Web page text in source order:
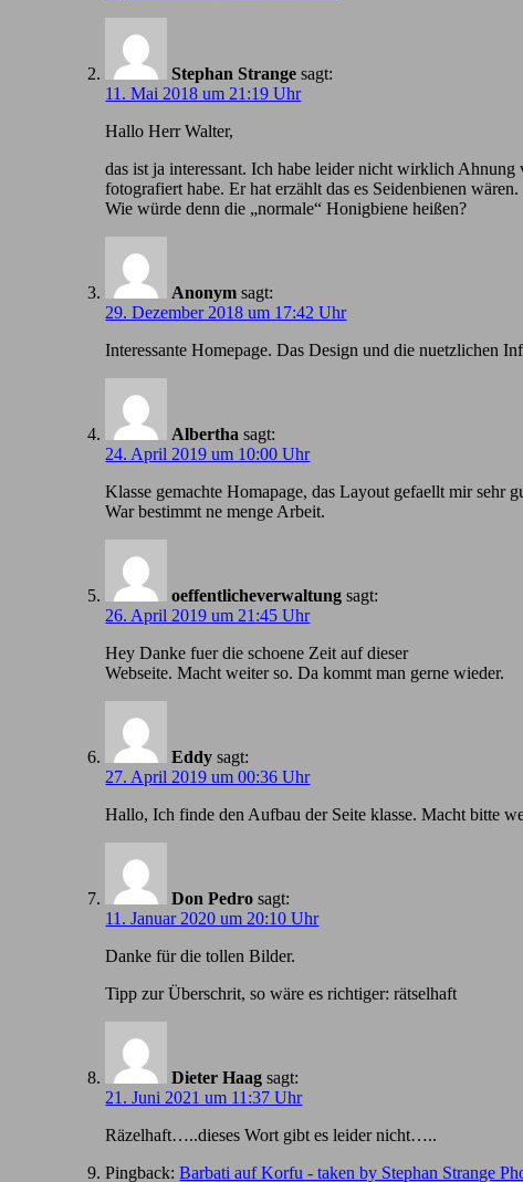
Stephan Strange sagt:
11. Mai 2018 um 21:19 Uhr
Hallo Herr Walter,
das ist ja interessant. Ich habe leider nicht wirklich
fotografiert habe. Er hat erzählt das es Seidenbienen wären.
Wie würde denn die „normale“ Honigbiene heißen?
Anonym sagt:
29. Dezember 2018 um 17:42 Uhr
Іnteressante Homepage. Das Design und die nuetzlichen
Albertha sagt:
24. April 2019 um 10:00 Uhr
Klasse gemachte Homapage, das Layout gefaellt mir sehr
War bestimmt ne menge Arbeit.
oeffentlicheverwaltung sagt:
26. April 2019 um 21:45 Uhr
Hey Danke fuer die schoene Zeit auf dieser
Webseite. Macht weiter so. Da kommt man gerne wieder.
Eddy sagt:
27. April 2019 um 00:36 Uhr
Hallo, Ich finde den Aufbau der Seite klasse. Macht bitte
Don Pedro sagt:
11. Januar 2020 um 20:10 Uhr
Danke für die tollen Bilder.
Tipp zur Überschrit, so wäre es richtiger: rätselhaft
Dieter Haag sagt:
21. Juni 2021 um 11:37 Uhr
Räzelhaft…..dieses Wort gibt es leider nicht…..
Pingback:Barbati auf Korfu - taken by Stephan Strange